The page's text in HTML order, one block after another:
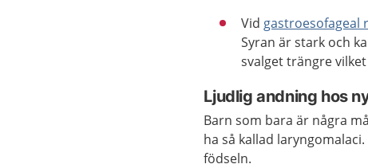
Vid gastroesofageal
Syran är stark och
svalget trängre
Ljudlig andning hos
Barn som bara är några
ha så kallad
födseln.